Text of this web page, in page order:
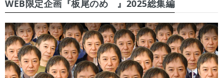
WEB限定企画『板尾のめ゙』2025総集編